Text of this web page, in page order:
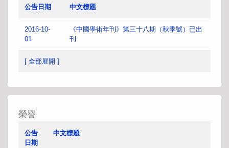
公告日期 中文標題
2016-10-
01
《中國學術年刊》第三十八期（秋季號）已出
刊
[ 全部展開 ]
榮譽
公告
日期
中文標題